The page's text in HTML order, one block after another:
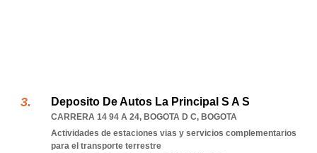
Deposito De Autos La Principal S A S
CARRERA 14 94 A 24, BOGOTA D C, BOGOTA
Actividades de estaciones vias y servicios complementarios
para el transporte terrestre